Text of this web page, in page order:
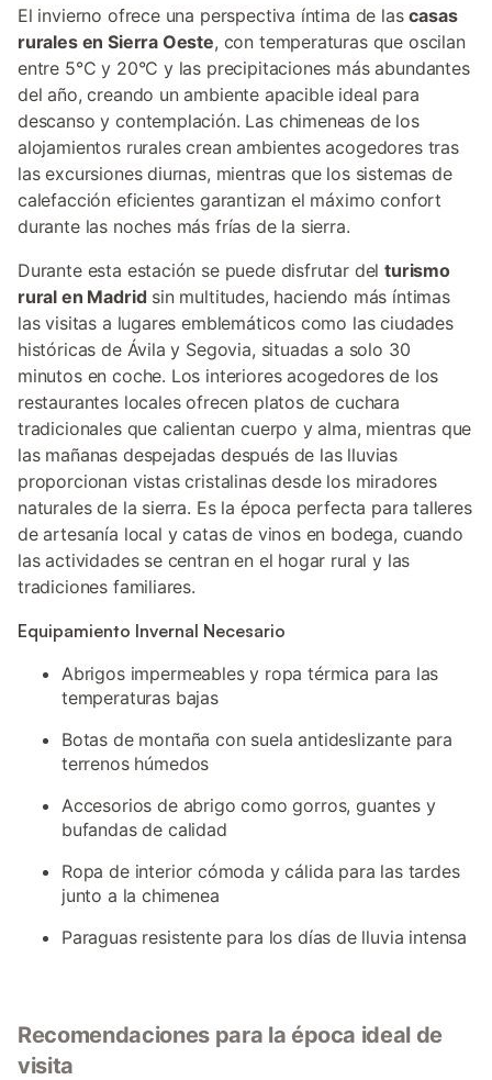
El invierno ofrece una perspectiva íntima de lascasas
rurales en Sierra Oeste, con temperaturas que oscilan
entre 5°C y 20°C y las precipitaciones más abundantes
del año, creando un ambiente apacible ideal para
descanso y contemplación. Las chimeneas de los
alojamientos rurales crean ambientes acogedores tras
las excursiones diurnas, mientras que los sistemas de
calefacción eficientes garantizan el máximo confort
durante las noches más frías de la sierra.
Durante esta estación se puede disfrutar delturismo
rural en Madridsin multitudes, haciendo más íntimas
las visitas a lugares emblemáticos como las ciudades
históricas de Ávila y Segovia, situadas a solo 30
minutos en coche. Los interiores acogedores de los
restaurantes locales ofrecen platos de cuchara
tradicionales que calientan cuerpo y alma, mientras que
las mañanas despejadas después de las lluvias
proporcionan vistas cristalinas desde los miradores
naturales de la sierra. Es la época perfecta para talleres
de artesanía local y catas de vinos en bodega, cuando
las actividades se centran en el hogar rural y las
tradiciones familiares.
Equipamiento Invernal Necesario
Abrigos impermeables y ropa térmica para las
temperaturas bajas
Botas de montaña con suela antideslizante para
terrenos húmedos
Accesorios de abrigo como gorros, guantes y
bufandas de calidad
Ropa de interior cómoda y cálida para las tardes
junto a la chimenea
Paraguas resistente para los días de lluvia intensa
Recomendaciones para la época ideal de
visita